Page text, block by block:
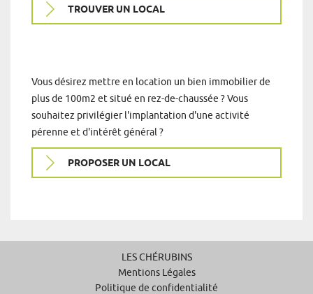
TROUVER UN LOCAL
Vous désirez mettre en location un bien immobilier de
plus de 100m2 et situé en rez-de-chaussée ? Vous
souhaitez privilégier l'implantation d'une activité
pérenne et d'intérêt général ?
PROPOSER UN LOCAL
LES CHÉRUBINS
Mentions Légales
Politique de confidentialité